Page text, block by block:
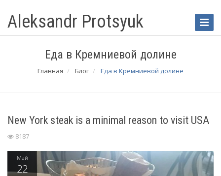
Toggle
Aleksandr Protsyuk
Еда в Кремниевой долине
Главная Блог Еда в Кремниевой долине
New York steak is a minimal reason to visit USA
8187
Май
22